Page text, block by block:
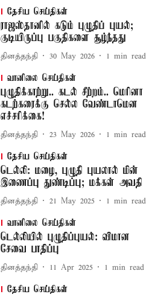
தேசிய செய்திகள்
ராஜஸ்தானில் கடும் புழுதிப் புயல்;
குடியிருப்பு பகுதிகளை சூழ்ந்தது
தினத்தந்தி 30 May 2026 1 min read
வானிலை செய்திகள்
புழுதிக்காற்று.. கடல் சீற்றம்.. மெரினா
கடற்கரைக்கு செல்ல வேண்டாமென
எச்சரிக்கை!
தினத்தந்தி 23 May 2026 1 min read
தேசிய செய்திகள்
டெல்லி: மழை, புழுதி புயலால் மின்
இணைப்பு துண்டிப்பு; மக்கள் அவதி
தினத்தந்தி 21 May 2025 1 min read
வானிலை செய்திகள்
டெல்லியில் புழுதிப்புயல்: விமான
சேவை பாதிப்பு
தினத்தந்தி 11 Apr 2025 1 min read
தேசிய செய்திகள்